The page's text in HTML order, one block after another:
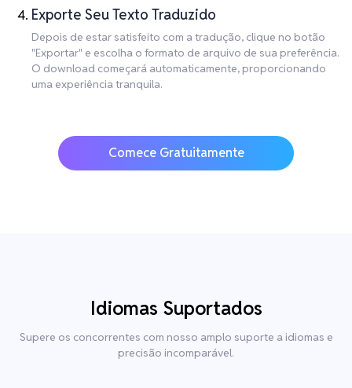
Exporte Seu Texto Traduzido
Depois de estar satisfeito com a tradução, clique no botão
"Exportar" e escolha o formato de arquivo de sua preferência.
O download começará automaticamente, proporcionando
uma experiência tranquila.
Comece Gratuitamente
Idiomas Suportados
Supere os concorrentes com nosso amplo suporte a idiomas e
precisão incomparável.